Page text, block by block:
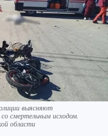
выясняют
смертельным исходом.
области